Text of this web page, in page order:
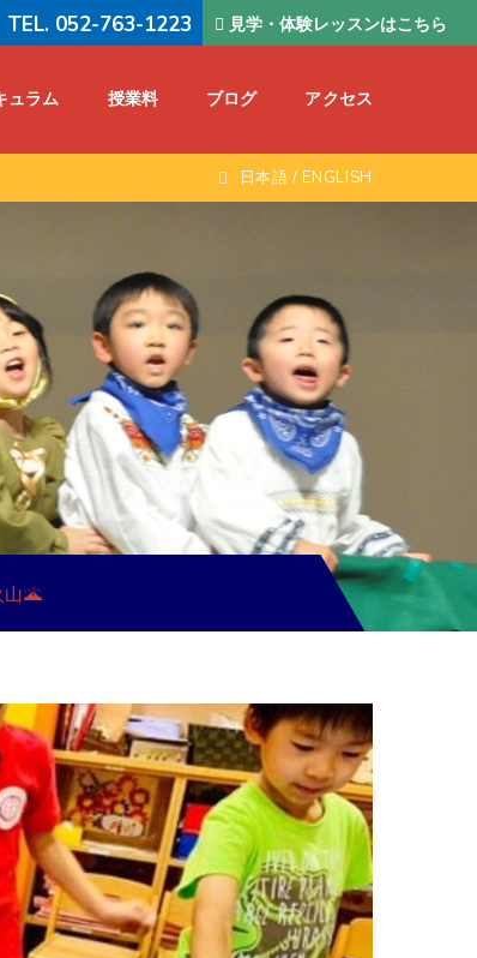
TEL. 052-763-1223 見学・体験レッスンはこちら
ュラム 授業料 ブログ アクセス
日本語 /ENGLISH
山🌋